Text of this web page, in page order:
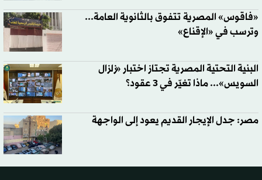
«فاقوس» المصرية تتفوق بالثانوية العامة...
وترسب في «الإقناع»
البنية التحتية المصرية تجتاز اختبار «زلزال
السويس»... ماذا تغيّر في 3 عقود؟
مصر: جدل الإيجار القديم يعود إلى الواجهة